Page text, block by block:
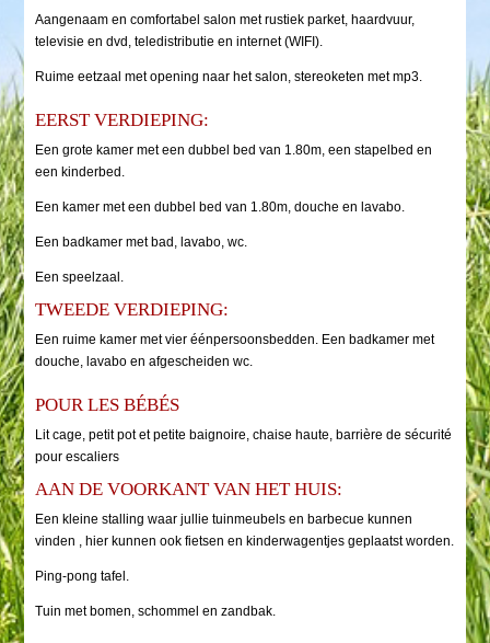
Aangenaam en comfortabel salon met rustiek parket, haardvuur,
televisie en dvd, teledistributie en internet (WIFI).
Ruime eetzaal met opening naar het salon, stereoketen met mp3.
EERST VERDIEPING:
Een grote kamer met een dubbel bed van 1.80m, een stapelbed en
een kinderbed.
Een kamer met een dubbel bed van 1.80m, douche en lavabo.
Een badkamer met bad, lavabo, wc.
Een speelzaal.
TWEEDE VERDIEPING:
Een ruime kamer met vier éénpersoonsbedden. Een badkamer met
douche, lavabo en afgescheiden wc.
POUR LES BÉBÉS
Lit cage, petit pot et petite baignoire, chaise haute, barrière de sécurité
pour escaliers
AAN DE VOORKANT VAN HET HUIS:
Een kleine stalling waar jullie tuinmeubels en barbecue kunnen
vinden , hier kunnen ook fietsen en kinderwagentjes geplaatst worden.
Ping-pong tafel.
Tuin met bomen, schommel en zandbak.